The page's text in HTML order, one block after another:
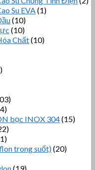
Su EVA(1)
(10)
(10)
Chất(10)
bọc INOX 304(15)
trong suốt)(20)